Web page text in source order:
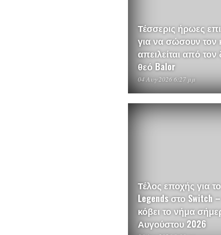
Τέσσερις ήρωες
για να σώσουν
απειλείται από
θεό Balor
04 Αυγ 2026 6:27 μμ
Τέλος εποχής για
Legends στο Switch
κόβει το νήμα
Αυγούστου 2026